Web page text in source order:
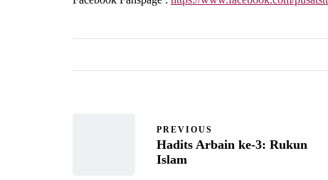
PREVIOUS
Hadits Arbain ke-3: Rukun
Islam